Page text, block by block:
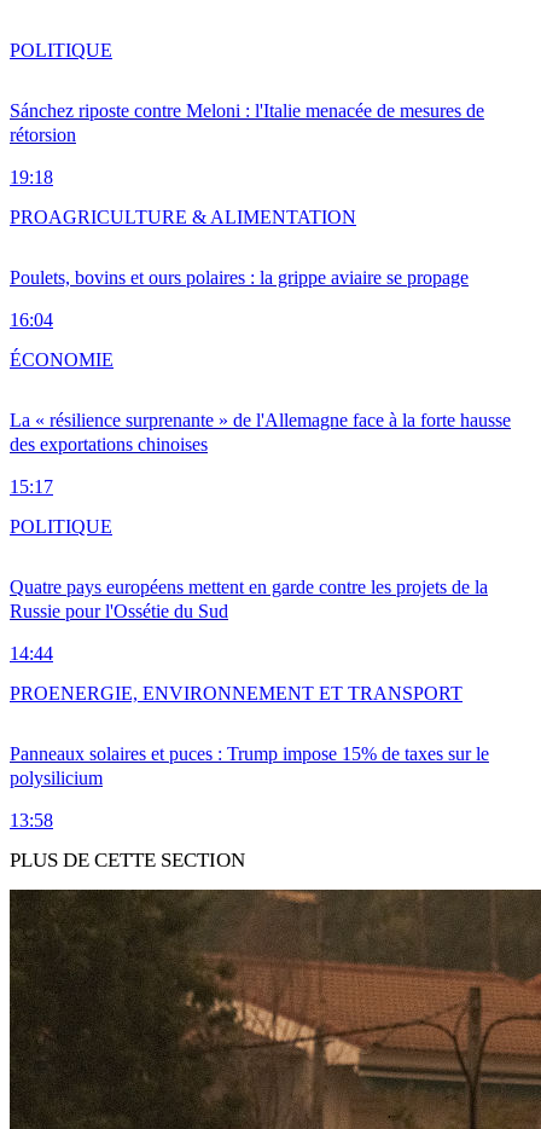
Sánchez riposte contre Meloni : l'Italie menacée de mesures de
rétorsion
19:18
POLITIQUE
Poulets, bovins et ours polaires : la grippe aviaire se propage
16:04
PROAGRICULTURE & ALIMENTATION
La « résilience surprenante » de l'Allemagne face à la forte hausse
des exportations chinoises
15:17
ÉCONOMIE
Quatre pays européens mettent en garde contre les projets de la
Russie pour l'Ossétie du Sud
14:44
POLITIQUE
Panneaux solaires et puces : Trump impose 15% de taxes sur le
polysilicium
13:58
PROENERGIE, ENVIRONNEMENT ET TRANSPORT
PLUS DE CETTE SECTION